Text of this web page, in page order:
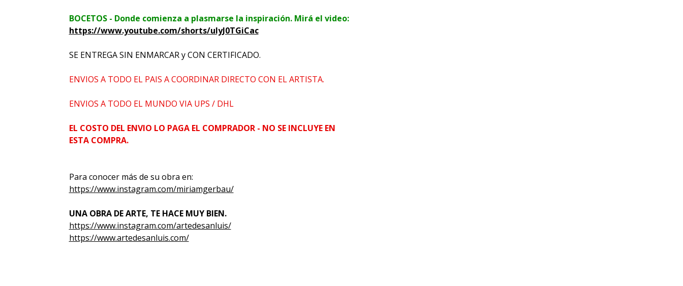
BOCETOS - Donde comienza a plasmarse la inspiración. Mirá el video:
https://www.youtube.com/shorts/ulyJ0TGiCac
SE ENTREGA SIN ENMARCAR y CON CERTIFICADO.
ENVIOS A TODO EL PAIS A COORDINAR DIRECTO CON EL ARTISTA.
ENVIOS A TODO EL MUNDO VIA UPS / DHL
EL COSTO DEL ENVIO LO PAGA EL COMPRADOR - NO SE INCLUYE EN
ESTA COMPRA.
Para conocer más de su obra en:
https://www.instagram.com/miriamgerbau/
UNA OBRA DE ARTE, TE HACE MUY BIEN.
https://www.instagram.com/artedesanluis/
https://www.artedesanluis.com/